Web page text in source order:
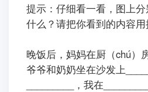
提示：仔细看一看，图上
什么？请把你看到的内容用
晚饭后，妈妈在厨（chú）
爷爷和奶奶坐在沙发上
_________，我在_________